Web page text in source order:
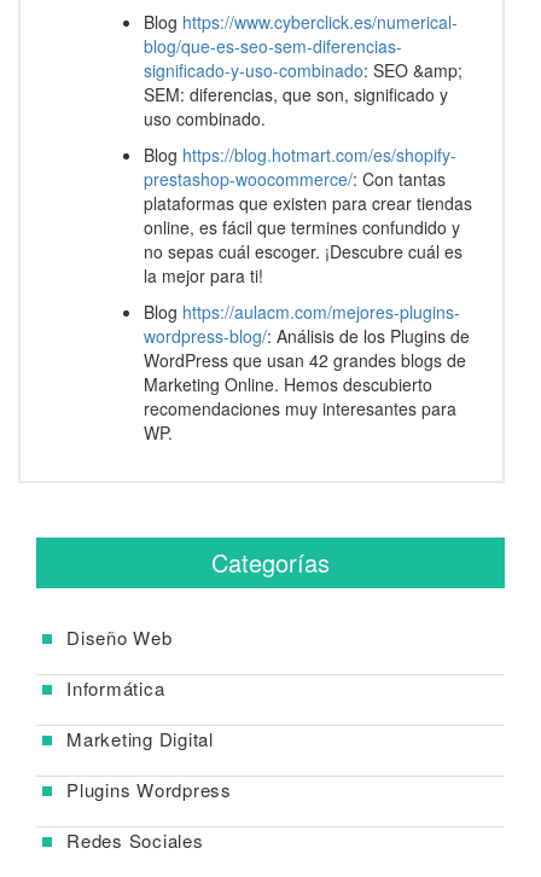
Blog https://www.cyberclick.es/numerical-
blog/que-es-seo-sem-diferencias-
significado-y-uso-combinado: SEO &amp;
SEM: diferencias, que son, significado y
uso combinado.
Blog https://blog.hotmart.com/es/shopify-
prestashop-woocommerce/: Con tantas
plataformas que existen para crear tiendas
online, es fácil que termines confundido y
no sepas cuál escoger. ¡Descubre cuál es
la mejor para ti!
Blog https://aulacm.com/mejores-plugins-
wordpress-blog/: Análisis de los Plugins de
WordPress que usan 42 grandes blogs de
Marketing Online. Hemos descubierto
recomendaciones muy interesantes para
WP.
Categorías
Diseño Web
Informática
Marketing Digital
Plugins Wordpress
Redes Sociales